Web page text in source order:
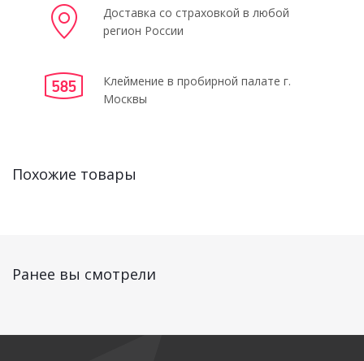
Доставка со страховкой в любой
регион России
Клеймение в пробирной палате г.
Москвы
Похожие товары
Ранее вы смотрели